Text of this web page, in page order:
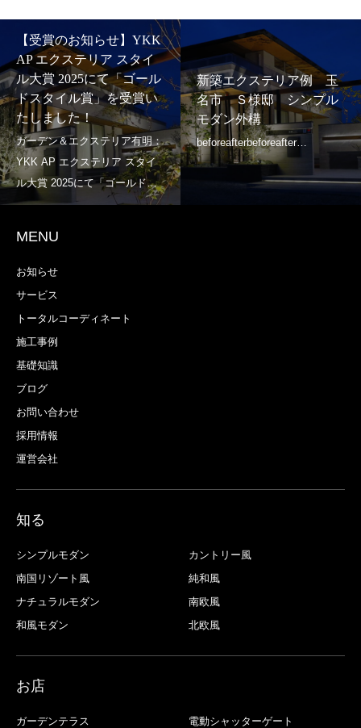
【受賞のお知らせ】YKK
AP エクステリア スタイ
ル大賞 2025にて「ゴール
ドスタイル賞」を受賞い
たしました！
新築エクステリア例 玉
名市 Ｓ様邸 シンプル
モダン外構
MENU
お知らせ
サービス
トータルコーディネート
施工事例
基礎知識
ブログ
お問い合わせ
採用情報
運営会社
知る
シンプルモダン
カントリー風
南国リゾート風
純和風
ナチュラルモダン
南欧風
和風モダン
北欧風
お店
ガーデンテラス
電動シャッターゲート